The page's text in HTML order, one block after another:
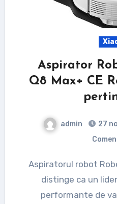
Aspirator
Q8 Max+ CE
admin 27
Aspiratorul robot Roborock Q8 Max+ CE se
distinge ca un
performante de